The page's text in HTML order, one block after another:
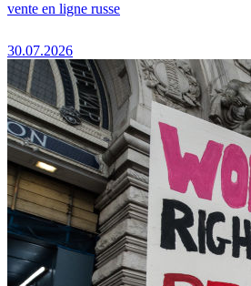
vente en ligne russe
30.07.2026